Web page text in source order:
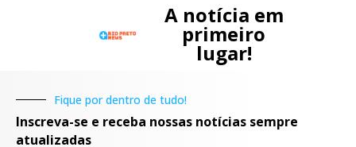
A notícia em
primeiro
lugar!
Fique por dentro de tudo!
Inscreva-se e receba nossas notícias sempre
atualizadas